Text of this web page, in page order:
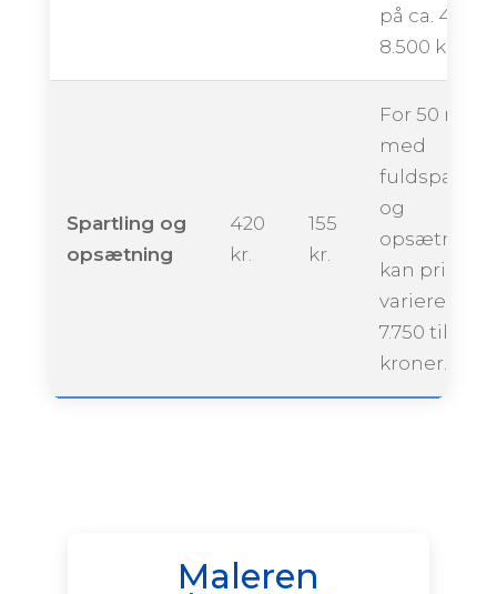
på ca. 4.250
8.500
Spartling og
opsætning
420
kr.
155
kr.
For 50 m²
med
og
opsætning
kan prisen
variere fra
7.750 til
kroner.
Maleren